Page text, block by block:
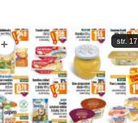
+ str. 17